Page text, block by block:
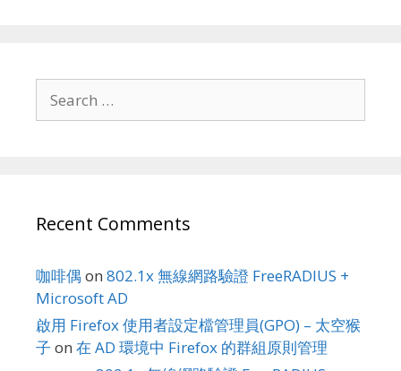
for:
Recent Comments
咖啡偶 on 802.1x 無線網路驗證 FreeRADIUS +
Microsoft AD
啟用 Firefox 使用者設定檔管理員(GPO) – 太空猴
子 on 在 AD 環境中 Firefox 的群組原則管理